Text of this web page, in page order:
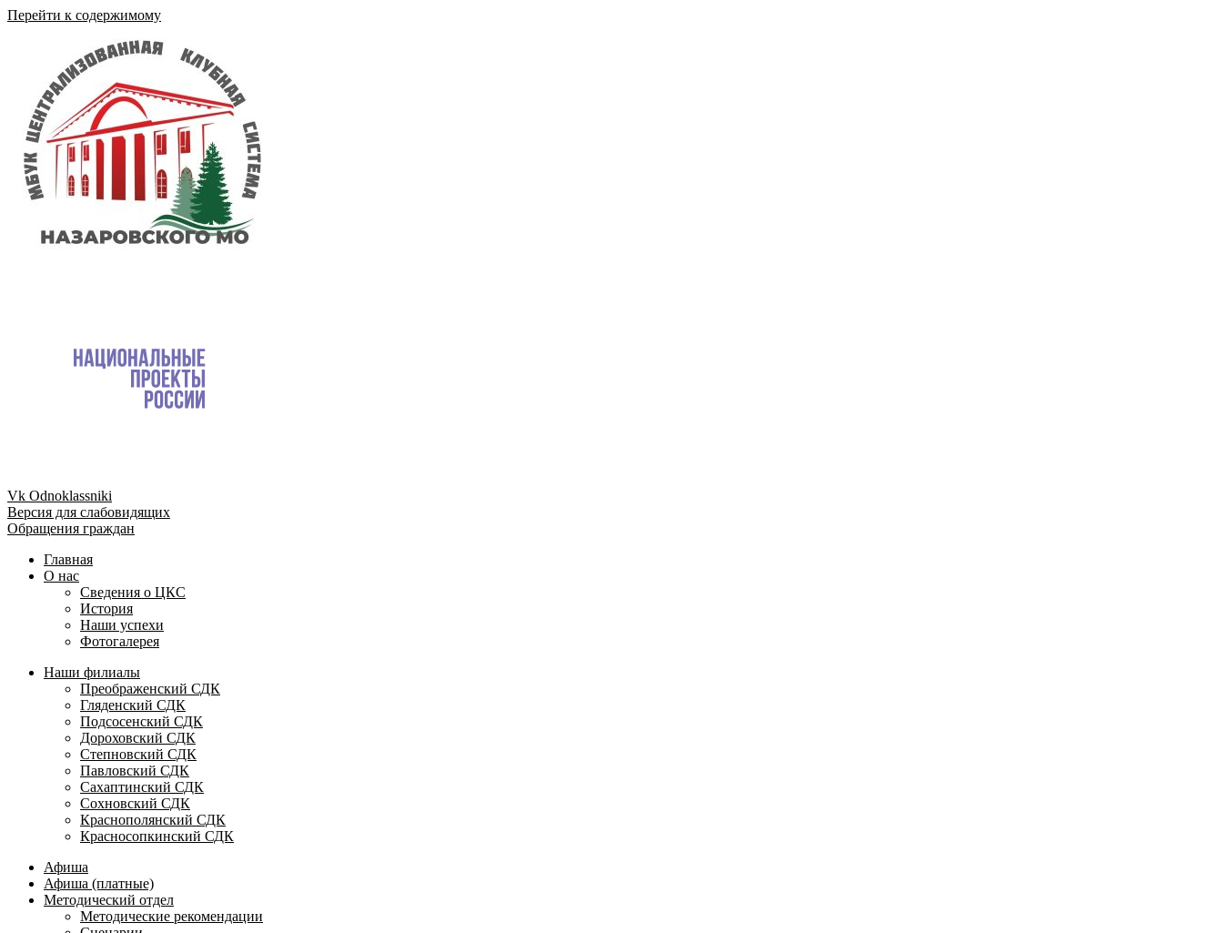
Перейти к содержимому
Vk Odnoklassniki
Версия для слабовидящих
Обращения граждан
Главная
О нас
Сведения о ЦКС
История
Наши успехи
Фотогалерея
Наши филиалы
Преображенский СДК
Гляденский СДК
Подсосенский СДК
Дороховский СДК
Степновский СДК
Павловский СДК
Сахаптинский СДК
Сохновский СДК
Краснополянский СДК
Красносопкинский СДК
Афиша
Афиша (платные)
Методический отдел
Методические рекомендации